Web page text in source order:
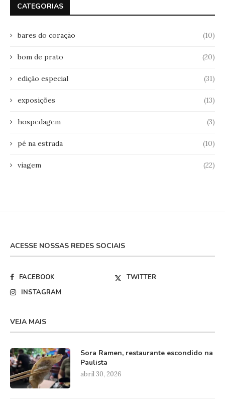
CATEGORIAS
bares do coração (10)
bom de prato (20)
edição especial (31)
exposições (13)
hospedagem (3)
pé na estrada (10)
viagem (22)
ACESSE NOSSAS REDES SOCIAIS
FACEBOOK
TWITTER
INSTAGRAM
VEJA MAIS
Sora Ramen, restaurante escondido na
Paulista
abril 30, 2026